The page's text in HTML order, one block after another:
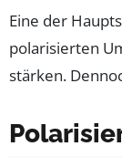
Eine der
polarisierten
stärken.